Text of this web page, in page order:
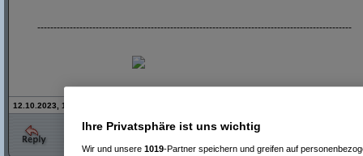
-------------------------------------------------------------------------------------------------
12.10.2023, 14:52 Uhr - Editiert von
Ihre Privatsphäre ist uns wichtig
Wir und unsere 1019-Partner speichern und greifen auf